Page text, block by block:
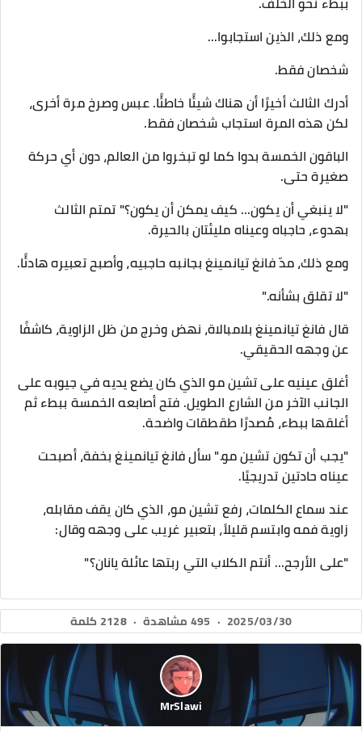
ومع ذلك، الذين استجابوا...
شخصان فقط.
أدرك الثالث أخيرًا أن هناك شيئًا خاطئًا. عبس وصرخ مرة أخرى،
لكن هذه المرة استجاب شخصان فقط.
الباقون الخمسة بدوا كما لو تبخروا من العالم، دون أي حركة
صغيرة حتى.
"لا ينبغي أن يكون... كيف يمكن أن يكون؟" تمتم الثالث
بهدوء، حاجباه وعيناه مليئتان بالحيرة.
ومع ذلك، مدّ فانغ تيانمينغ بجانبه حاجبيه، وأصبح تعبيره هادئًا.
"لا تقلق بشأنه."
قال فانغ تيانمينغ بلامبالاة، نهض وخرج من ظل الزاوية، كاشفًا
عن وجهه الحقيقي.
أغلق عينيه على تشين مو الذي كان يضع يديه في جيوبه على
الجانب الآخر من الشارع الطويل. فتح أصابعه الخمسة ببطء ثم
أغلقها ببطء، مُصدرًا طقطقات واضحة.
"يجب أن تكون تشين مو." سأل فانغ تيانمينغ بخفة، أصبحت
عيناه حادتين تدريجيًا.
عند سماع الكلمات، رفع تشين مو، الذي كان يقف مقابله،
زاوية فمه وابتسم قليلاً، بتعبير غريب على وجهه وقال:
"على الأرجح... أنتم الكلاب التي ربتها عائلة يانان؟"
2025/03/30
· 495 مشاهدة · 2128 كلمة
MrSlawi